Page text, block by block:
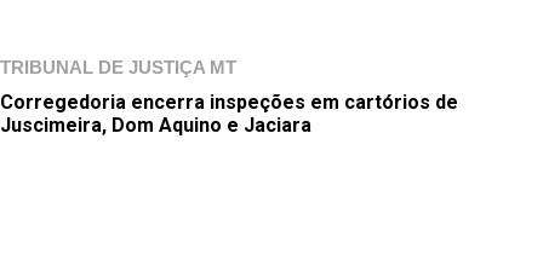
TRIBUNAL DE JUSTIÇA MT
Corregedoria encerra inspeções em cartórios de
Juscimeira, Dom Aquino e Jaciara